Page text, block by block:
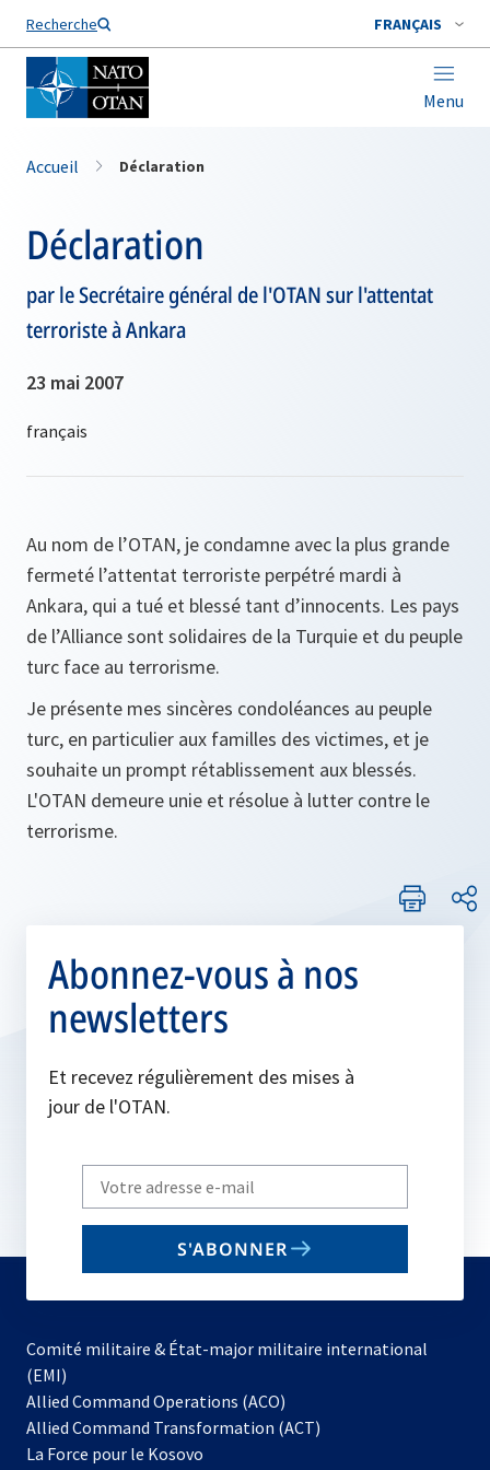
Recherche FRANÇAIS
Menu
Nom de famille*
Accueil Déclaration
Déclaration
par le Secrétaire général de l'OTAN sur l'attentat
terroriste à Ankara
23 mai 2007
Au nom de l’OTAN, je condamne avec la plus grande
fermeté l’attentat terroriste perpétré mardi à
Ankara, qui a tué et blessé tant d’innocents. Les pays
de l’Alliance sont solidaires de la Turquie et du peuple
turc face au terrorisme.
Je présente mes sincères condoléances au peuple
turc, en particulier aux familles des victimes, et je
souhaite un prompt rétablissement aux blessés.
L'OTAN demeure unie et résolue à lutter contre le
terrorisme.
Abonnez-vous à nos
newsletters
Et recevez régulièrement des mises à
jour de l'OTAN.
Write
your
email
S'ABONNER
Comité militaire & État-major militaire international
(EMI)
Allied Command Operations (ACO)
dans
Allied Command Transformation (ACT)
La Force pour le Kosovo